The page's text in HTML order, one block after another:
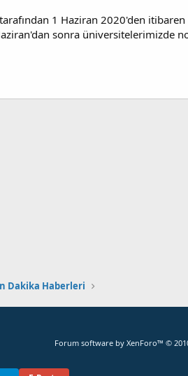
1 Haziran 2020'den itibaren
sonra üniversitelerimizde
Dakika Haberleri
Forum software by XenForo™ ©